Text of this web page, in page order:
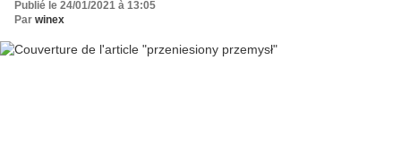
Publié le 24/01/2021 à 13:05
Par winex